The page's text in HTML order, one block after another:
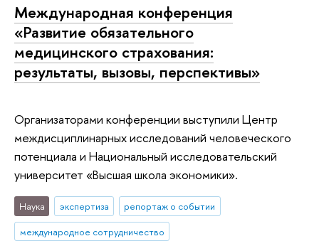
Международная конференция
«Развитие обязательного
медицинского страхования:
результаты, вызовы, перспективы»
Организаторами конференции выступили Центр
междисциплинарных исследований человеческого
потенциала и Национальный исследовательский
университет «Высшая школа экономики».
Наука экспертиза
репортаж о событии
международное сотрудничество